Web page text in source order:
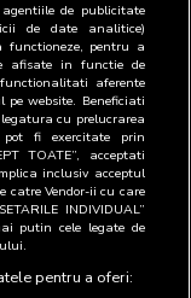
de publicitate
de date analitice)
functioneze, pentru a
afisate in functie de
aferente
website. Beneficiati
cu prelucrarea
pot fi exercitate prin
TOATE”, acceptati
inclusiv acceptul
catre Vendor-ii cu care
INDIVIDUAL”
putin cele legate de
pentru a oferi: